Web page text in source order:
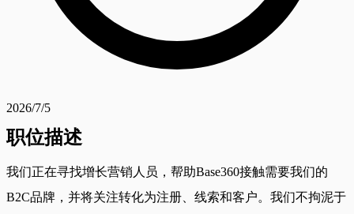
2026/7/5
职位描述
我们正在寻找增长营销人员，帮助Base360接触需要我们的
B2C品牌，并将关注转化为注册、线索和客户。我们不拘泥于